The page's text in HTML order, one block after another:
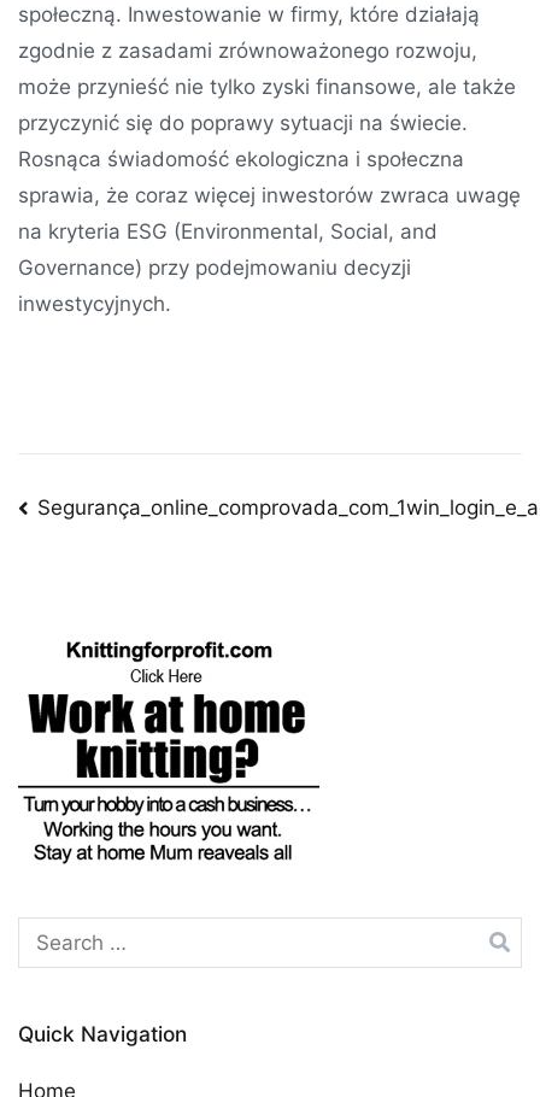
społeczną. Inwestowanie w firmy, które działają
zgodnie z zasadami zrównoważonego rozwoju,
może przynieść nie tylko zyski finansowe, ale także
przyczynić się do poprawy sytuacji na świecie.
Rosnąca świadomość ekologiczna i społeczna
sprawia, że coraz więcej inwestorów zwraca uwagę
na kryteria ESG (Environmental, Social, and
Governance) przy podejmowaniu decyzji
inwestycyjnych.
Post
Search
for:
Quick Navigation
Home